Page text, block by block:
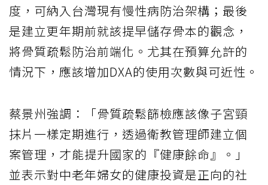
度，可納入台灣現有慢性病防治架構；最後
是建立更年期前就該提早儲存骨本的觀念，
將骨質疏鬆防治前端化。尤其在預算允許的
情況下，應該增加DXA的使用次數與可近性。
蔡景州強調：「骨質疏鬆篩檢應該像子宮頸
抹片一樣定期進行，透過衛教管理師建立個
案管理，才能提升國家的『健康餘命』。」
並表示對中老年婦女的健康投資是正向的社